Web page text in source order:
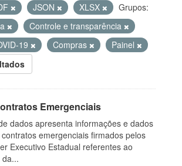
JSON XLSX
Grupos:
Controle e transparência
19 Compras
Painel
Emergenciais
dados apresenta informações e dados
emergenciais firmados pelos
Executivo Estadual referentes ao